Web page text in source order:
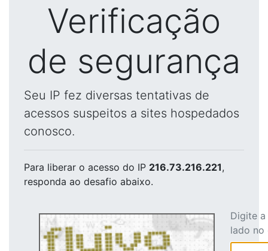
Verificação
de segurança
Seu IP fez diversas tentativas de
acessos suspeitos a sites hospedados
conosco.
Para liberar o acesso do IP 216.73.216.221,
responda ao desafio abaixo.
Digite
lado no